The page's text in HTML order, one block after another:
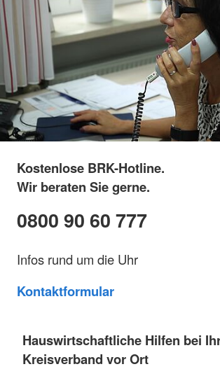
Kostenlose BRK-Hotline.
Wir beraten Sie gerne.
0800 90 60 777
Infos rund um die Uhr
Kontaktformular
Hauswirtschaftliche Hilfen bei
Kreisverband vor Ort